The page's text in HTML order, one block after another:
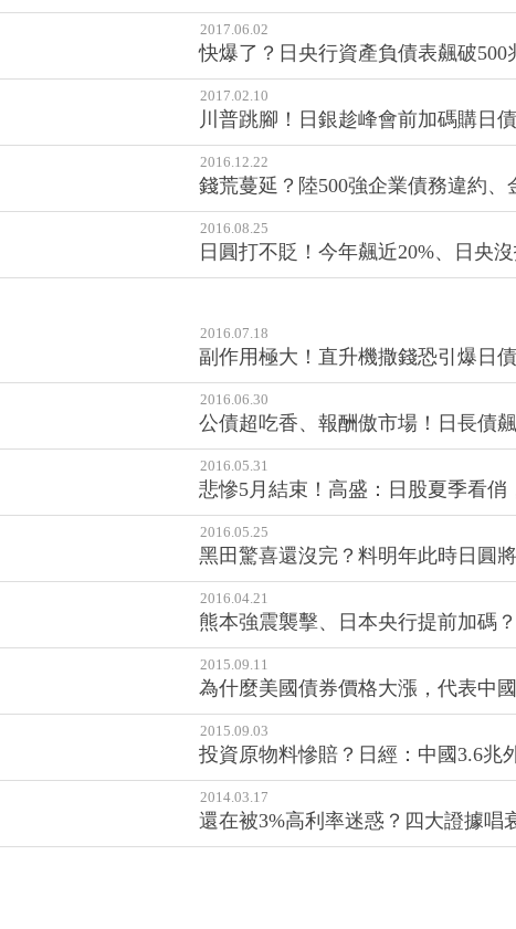
2017.06.02
快爆了？日央行資產負債表飆破500
2017.02.10
川普跳腳！日銀趁峰會前加碼購日
2016.12.22
錢荒蔓延？陸500強企業債務違約、
2016.08.25
日圓打不貶！今年飆近20%、日央
2016.07.18
副作用極大！直升機撒錢恐引爆日
2016.06.30
公債超吃香、報酬傲市場！日長債
2016.05.31
悲慘5月結束！高盛：日股夏季看俏
2016.05.25
黑田驚喜還沒完？料明年此時日圓
2016.04.21
熊本強震襲擊、日本央行提前加碼
2015.09.11
為什麼美國債券價格大漲，代表中
2015.09.03
投資原物料慘賠？日經：中國3.6兆
2014.03.17
還在被3%高利率迷惑？四大證據唱